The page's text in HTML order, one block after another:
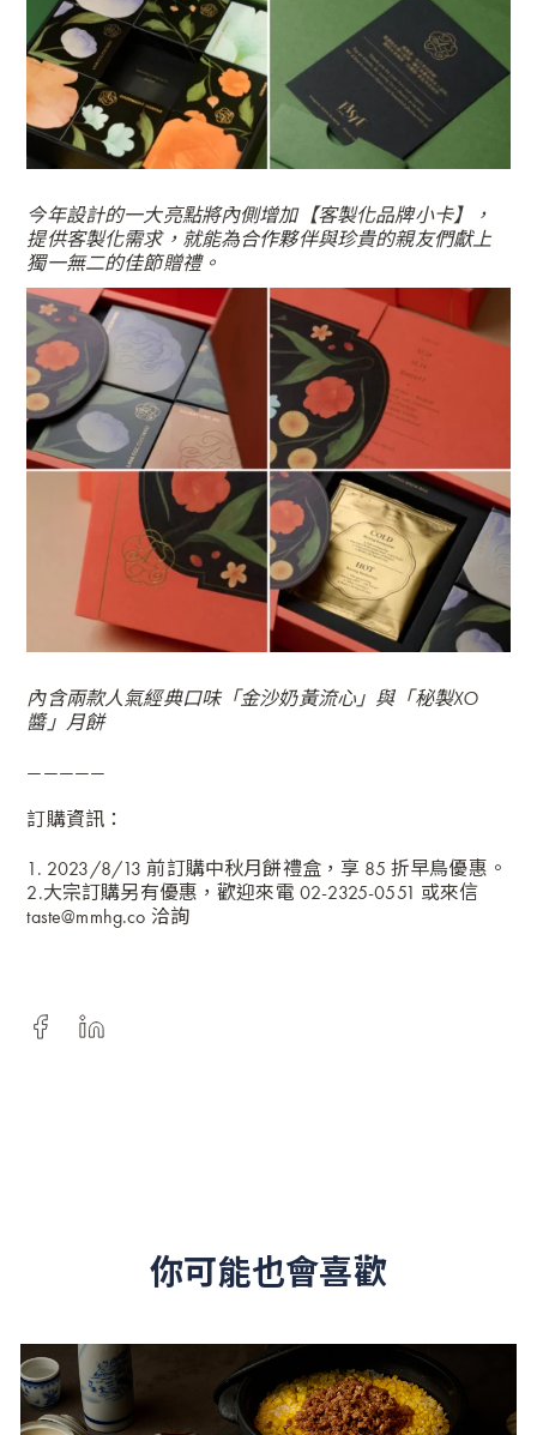
今年設計的一大亮點將內側增加【客製化品牌小卡】，
提供客製化需求，就能為合作夥伴與珍貴的親友們獻上
獨一無二的佳節贈禮。
內含兩款人氣經典口味「金沙奶黃流心」與「秘製XO
醬」月餅
—————
訂購資訊：
1. 2023/8/13 前訂購中秋月餅禮盒，享 85 折早鳥優惠。
2.大宗訂購另有優惠，歡迎來電 02-2325-0551 或來信
taste@mmhg.co 洽詢
你可能也會喜歡